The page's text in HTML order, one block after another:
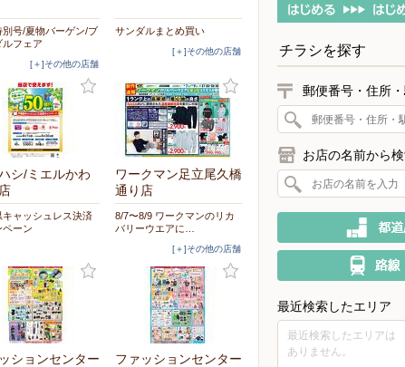
別号/夏物バーゲン/ブ
ルフェア
[＋]その他の店舗
サンダルまとめ買い
[＋]その他の店舗
シ/ミエルかわ
キャッシュレス決済
ペーン
ワークマン足立尾久橋
通り店
8/7〜8/9 ワークマンのリカ
バリーウエアに…
[＋]その他の店舗
ションセンター
ファッションセンター
チラシを探す
郵便番号・住所
お店の名前から
最近検索したエリア
最近検索したエリアは
ありません。